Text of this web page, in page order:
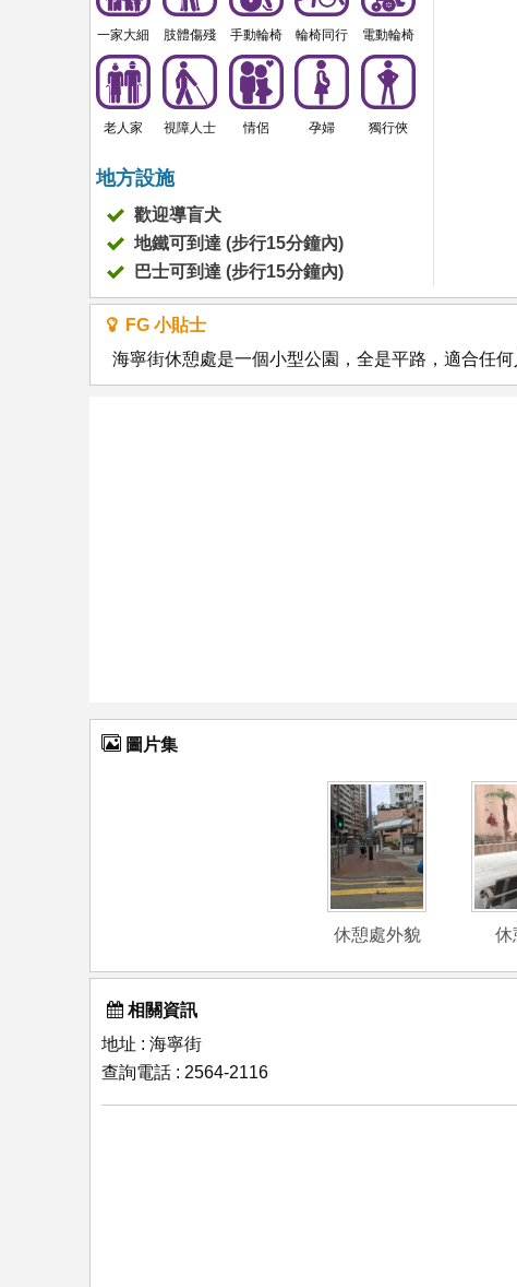
一家大細 肢體傷殘 手動輪椅 輪椅同行 電動輪椅
老人家 視障人士 情侶 孕婦 獨行俠
地方設施
歡迎導盲犬
地鐵可到達 (步行15分鐘內)
巴士可到達 (步行15分鐘內)
FG 小貼士
海寧街休憩處是一個小型公園，全是平路，適合任何
圖片集
休憩處外貌 休
相關資訊
地址 : 海寧街
查詢電話 : 2564-2116